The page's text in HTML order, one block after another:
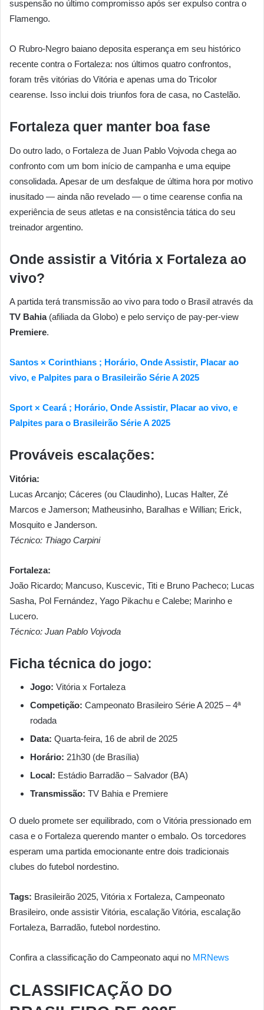
suspensão no último compromisso após ser expulso contra o
Flamengo.
O Rubro-Negro baiano deposita esperança em seu histórico
recente contra o Fortaleza: nos últimos quatro confrontos,
foram três vitórias do Vitória e apenas uma do Tricolor
cearense. Isso inclui dois triunfos fora de casa, no Castelão.
Fortaleza quer manter boa fase
Do outro lado, o Fortaleza de Juan Pablo Vojvoda chega ao
confronto com um bom início de campanha e uma equipe
consolidada. Apesar de um desfalque de última hora por motivo
inusitado — ainda não revelado — o time cearense confia na
experiência de seus atletas e na consistência tática do seu
treinador argentino.
Onde assistir a Vitória x Fortaleza ao
vivo?
A partida terá transmissão ao vivo para todo o Brasil através da
TV Bahia(afiliada da Globo) e pelo serviço de pay-per-view
Premiere.
Santos × Corinthians ; Horário, Onde Assistir, Placar ao
vivo, e Palpites para o Brasileirão Série A 2025
Sport × Ceará ; Horário, Onde Assistir, Placar ao vivo, e
Palpites para o Brasileirão Série A 2025
Prováveis escalações:
Vitória:
Lucas Arcanjo; Cáceres (ou Claudinho), Lucas Halter, Zé
Marcos e Jamerson; Matheusinho, Baralhas e Willian; Erick,
Mosquito e Janderson.
Técnico: Thiago Carpini
Fortaleza:
João Ricardo; Mancuso, Kuscevic, Titi e Bruno Pacheco; Lucas
Sasha, Pol Fernández, Yago Pikachu e Calebe; Marinho e
Lucero.
Técnico: Juan Pablo Vojvoda
Ficha técnica do jogo:
Jogo: Vitória x Fortaleza
Competição: Campeonato Brasileiro Série A 2025 – 4ª
rodada
Data: Quarta-feira, 16 de abril de 2025
Horário: 21h30 (de Brasília)
Local: Estádio Barradão – Salvador (BA)
Transmissão: TV Bahia e Premiere
O duelo promete ser equilibrado, com o Vitória pressionado em
casa e o Fortaleza querendo manter o embalo. Os torcedores
esperam uma partida emocionante entre dois tradicionais
clubes do futebol nordestino.
Tags: Brasileirão 2025, Vitória x Fortaleza, Campeonato
Brasileiro, onde assistir Vitória, escalação Vitória, escalação
Fortaleza, Barradão, futebol nordestino.
Confira a classificação do Campeonato aqui no MRNews
CLASSIFICAÇÃO DO